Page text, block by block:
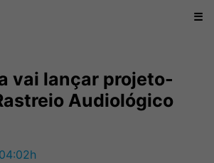
☰
vai lançar projeto-
Audiológico